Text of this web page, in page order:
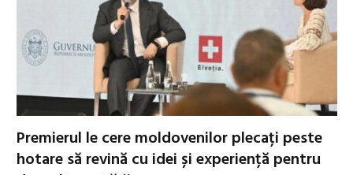
Premierul le cere moldovenilor plecați peste
hotare să revină cu idei și experiență pentru